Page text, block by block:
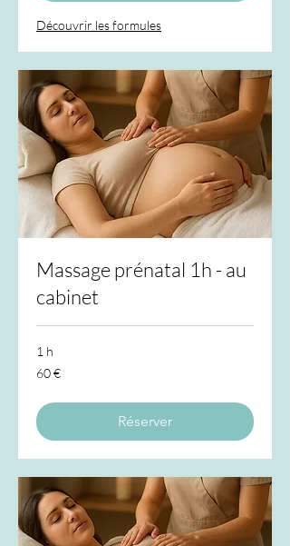
Découvrir les formules
Massage prénatal 1h - au
cabinet
1 h
60
euros
60 €
Réserver